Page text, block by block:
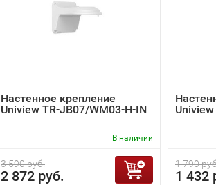
Настенное крепление
Uniview TR-JB07/WM03-H-IN
В наличии
3 590 руб.
2 872 руб.
1 790
1 432